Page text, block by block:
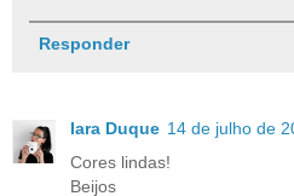
Responder
Iara Duque 14 de julho de
Cores lindas!
Beijos